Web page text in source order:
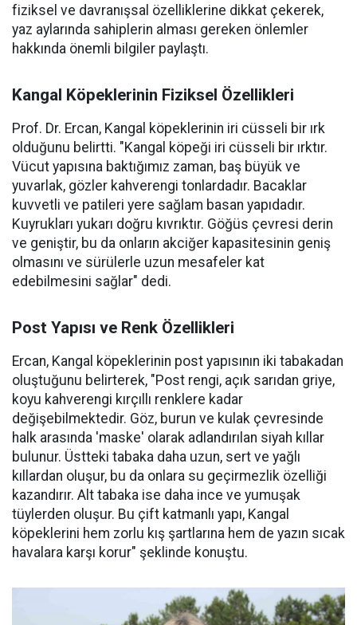
fiziksel ve davranışsal özelliklerine dikkat çekerek,
yaz aylarında sahiplerin alması gereken önlemler
hakkında önemli bilgiler paylaştı.
Kangal Köpeklerinin Fiziksel Özellikleri
Prof. Dr. Ercan, Kangal köpeklerinin iri cüsseli bir ırk
olduğunu belirtti. "Kangal köpeği iri cüsseli bir ırktır.
Vücut yapısına baktığımız zaman, baş büyük ve
yuvarlak, gözler kahverengi tonlardadır. Bacaklar
kuvvetli ve patileri yere sağlam basan yapıdadır.
Kuyrukları yukarı doğru kıvrıktır. Göğüs çevresi derin
ve geniştir, bu da onların akciğer kapasitesinin geniş
olmasını ve sürülerle uzun mesafeler kat
edebilmesini sağlar" dedi.
Post Yapısı ve Renk Özellikleri
Ercan, Kangal köpeklerinin post yapısının iki tabakadan
oluştuğunu belirterek, "Post rengi, açık sarıdan griye,
koyu kahverengi kırçıllı renklere kadar
değişebilmektedir. Göz, burun ve kulak çevresinde
halk arasında 'maske' olarak adlandırılan siyah kıllar
bulunur. Üstteki tabaka daha uzun, sert ve yağlı
kıllardan oluşur, bu da onlara su geçirmezlik özelliği
kazandırır. Alt tabaka ise daha ince ve yumuşak
tüylerden oluşur. Bu çift katmanlı yapı, Kangal
köpeklerini hem zorlu kış şartlarına hem de yazın sıcak
havalara karşı korur" şeklinde konuştu.